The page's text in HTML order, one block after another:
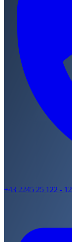
+43 2245 25 122 - 12